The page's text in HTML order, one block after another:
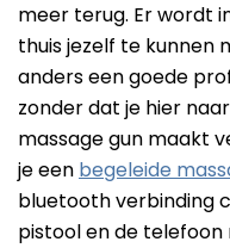
Tunturi
meer terug. Er wordt
thuis jezelf te kunnen
anders een goede
zonder dat je hier
massage gun maakt
je een begeleide
bluetooth verbinding
pistool en de telefoon